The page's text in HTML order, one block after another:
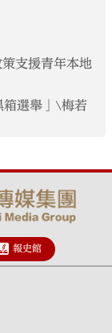
支援青年本地
箱選舉」\梅若
報史館